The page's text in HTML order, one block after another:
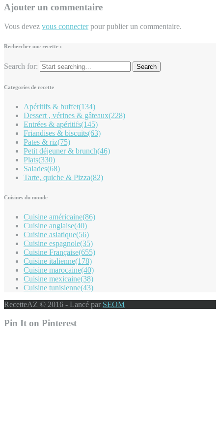
Ajouter un commentaire
Vous devez vous connecterpour publier un commentaire.
Rechercher une recette :
Search for:
Categories de recette
Apéritifs & buffet(134)
Dessert , vérines & gâteaux(228)
Entrées & apéritifs(145)
Friandises & biscuits(63)
Pates & riz(75)
Petit déjeuner & brunch(46)
Plats(330)
Salades(68)
Tarte, quiche & Pizza(82)
Cuisines du monde
Cuisine américaine(86)
Cuisine anglaise(40)
Cuisine asiatique(56)
Cuisine espagnole(35)
Cuisine Française(655)
Cuisine italienne(178)
Cuisine marocaine(40)
Cuisine mexicaine(38)
Cuisine tunisienne(43)
RecetteAZ © 2016 - Lancé par SEOM
Pin It on Pinterest